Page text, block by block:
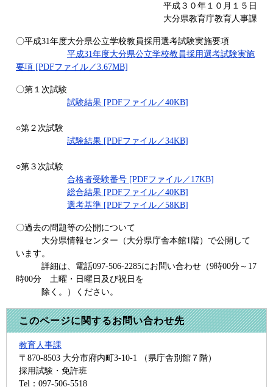
平成３０年１０月１５日
大分県教育庁教育人事課
〇平成31年度大分県公立学校教員採用選考試験実施要項
平成31年度大分県公立学校教員採用選考試験実施
要項 [PDFファイル／3.67MB]
〇第１次試験
試験結果 [PDFファイル／40KB]
○第２次試験
試験結果 [PDFファイル／34KB]
○第３次試験
合格者受験番号 [PDFファイル／17KB]
総合結果 [PDFファイル／40KB]
選考基準 [PDFファイル／58KB]
〇過去の問題等の公開について
大分県情報センター（大分県庁舎本館1階）で公開して
います。
詳細は、電話097-506-2285にお問い合わせ（9時00分～17
時00分 土曜・日曜日及び祝日を
除く。）ください。
このページに関するお問い合わせ先
教育人事課
〒870-8503 大分市府内町3-10-1 （県庁舎別館７階）
採用試験・免許班
Tel：097-506-5518